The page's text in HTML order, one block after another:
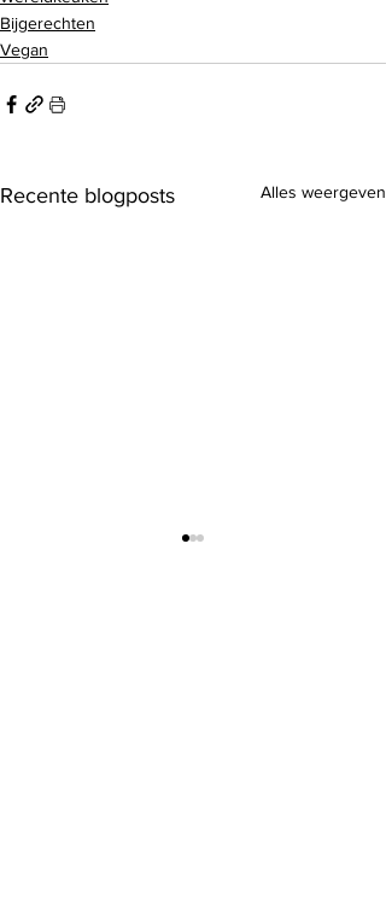
Bijgerechten
Vegan
Recente blogposts Alles weergeven